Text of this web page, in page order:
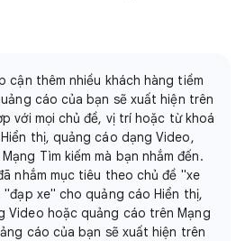
cận thêm nhiều khách hàng tiềm
cáo của bạn sẽ xuất hiện trên
với mọi chủ đề, vị trí hoặc từ khoá
thị, quảng cáo dạng Video,
Tìm kiếm mà bạn nhắm đến.
nhắm mục tiêu theo chủ đề "xe
xe" cho quảng cáo Hiển thị,
Video hoặc quảng cáo trên Mạng
cáo của bạn sẽ xuất hiện trên